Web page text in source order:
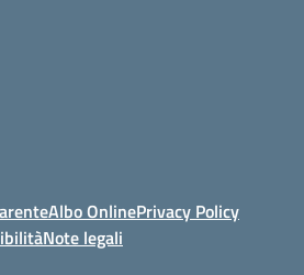
Albo OnlinePrivacy Policy
Note legali